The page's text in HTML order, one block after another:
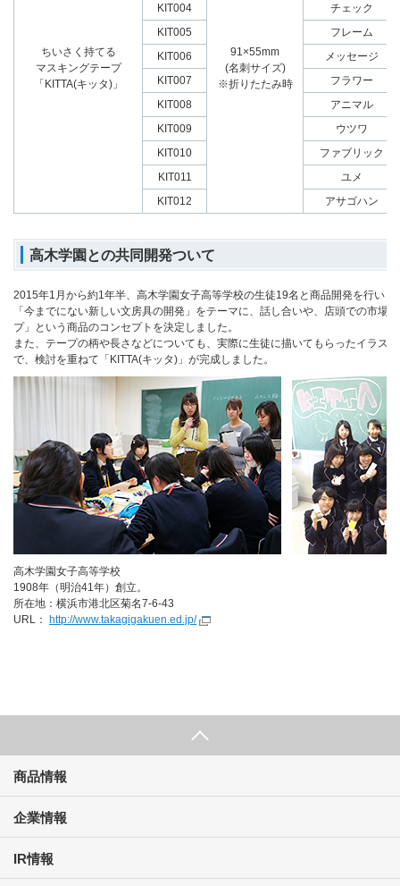
ちいさく持てる
マスキングテープ
「KITTA(キッタ)」
91×55mm
(名刺サイズ)
※折りたたみ時
KIT004
チェック
KIT005
フレーム
KIT006
メッセージ
KIT007
フラワー
KIT008
アニマル
KIT009
ウツワ
KIT010
ファブリック
KIT011
ユメ
KIT012
アサゴハン
高木学園との共同開発ついて
2015年1月から約1年半、高木学園女子高等学校の生徒19名と商品開発を行いま
「今までにない新しい文房具の開発」をテーマに、話し合いや、店頭での市場
プ」という商品のコンセプトを決定しました。
また、テープの柄や長さなどについても、実際に生徒に描いてもらったイラス
で、検討を重ねて「KITTA(キッタ)」が完成しました。
高木学園女子高等学校
1908年（明治41年）創立。
所在地：横浜市港北区菊名7-6-43
URL：
http://www.takagigakuen.ed.jp/
商品情報
企業情報
IR情報